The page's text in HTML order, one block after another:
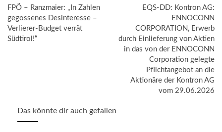
FPÖ – Ranzmaier: „In Zahlen
gegossenes Desinteresse –
Verlierer-Budget verrät
Südtirol!“
EQS-DD: Kontron AG:
ENNOCONN
CORPORATION, Erwerb
durch Einlieferung von Aktien
in das von der ENNOCONN
Corporation gelegte
Pflichtangebot an die
Aktionäre der Kontron AG
vom 29.06.2026
Das könnte dir auch gefallen